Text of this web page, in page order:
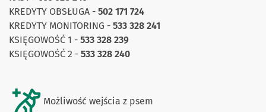
KREDYTY OBSŁUGA - 502 171 724
KREDYTY MONITORING - 533 328 241
KSIĘGOWOŚĆ 1 - 533 328 239
KSIĘGOWOŚĆ 2 - 533 328 240
Możliwość wejścia z psem